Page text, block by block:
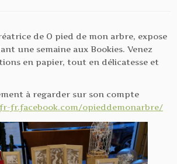
de O pied de mon arbre, expose
une semaine aux Bookies. Venez
en papier, tout en délicatesse et
à regarder sur son compte
fr.facebook.com/opieddemonarbre/